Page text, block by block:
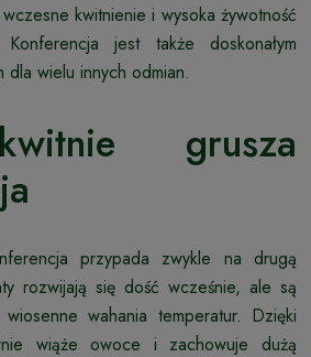
kwitnienie i wysoka żywotność
jest także doskonałym
dla wielu innych odmian.
grusza
przypada zwykle na drugą
rozwijają się dość wcześnie, ale są
wahania temperatur. Dzięki
wiąże owoce i zachowuje dużą